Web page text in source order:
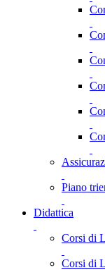
Piano
Didattica
Corsi di
Corsi di